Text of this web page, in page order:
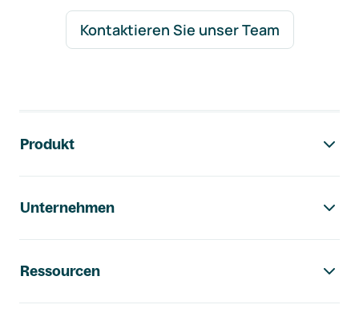
Kontaktieren Sie unser Team
Produkt
Unternehmen
Ressourcen